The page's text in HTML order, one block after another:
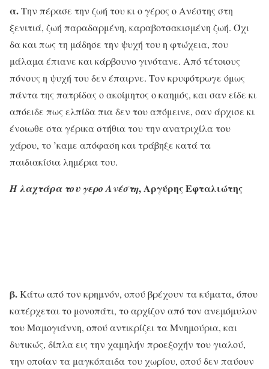
α.Την πέρασε την ζωή του κι ο γέρος ο Ανέστης στη
ξενιτιά, ζωή παραδαρμένη, καραβοτσακισμένη ζωή. Όχι
δα και πως τη μάδησε την ψυχή του η φτώχεια, που
μάλαμα έπιανε και κάρβουνο γινότανε. Από τέτοιους
πόνους η ψυχή του δεν έπαιρνε. Τον κρυφότρωγε όμως
πάντα της πατρίδας ο ακοίμητος ο καημός, και σαν είδε κι
απόειδε πως ελπίδα πια δεν του απόμεινε, σαν άρχισε κι
ένοιωθε στα γέρικα στήθια του την ανατριχίλα του
χάρου, το ’καμε απόφαση και τράβηξε κατά τα
παιδιακίσια λημέρια του.
Η λαχτάρα του γερο Ανέστη, Αργύρης Εφταλιώτης
β.Κάτω από τον κρημνόν, οπού βρέχουν τα κύματα, όπου
κατέρχεται το μονοπάτι, το αρχίζον από τον ανεμόμυλον
του Μαμογιάννη, οπού αντικρίζει τα Μνημούρια, και
δυτικώς, δίπλα εις την χαμηλήν προεξοχήν του γιαλού,
την οποίαν τα μαγκόπαιδα του χωρίου, οπού δεν παύουν